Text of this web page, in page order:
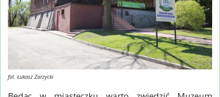
fot. Łukasz Zarzycki